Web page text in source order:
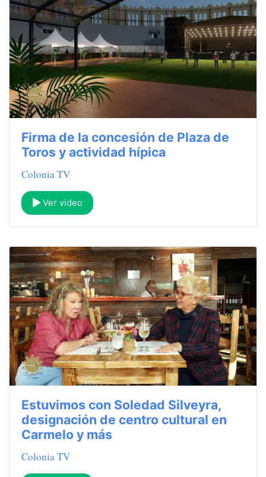
Firma de la concesión de Plaza de
Toros y actividad hípica
Colonia TV
Ver video
Estuvimos con Soledad Silveyra,
designación de centro cultural en
Carmelo y más
Colonia TV